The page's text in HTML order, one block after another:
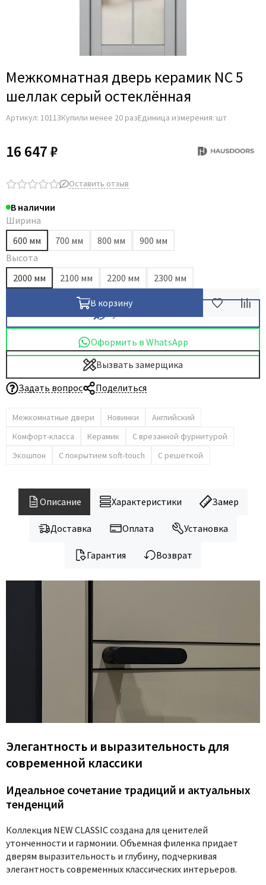
Межкомнатная дверь керамик NC 5
шеллак серый остеклённая
Артикул: 10113Купили менее 20 разЕдиница измерения: шт
16 647 ₽
Оставить отзыв
В наличии
Ширина
600 мм
700 мм 800 мм
900 мм
Высота
2000 мм
2100 мм 2200 мм 2300 мм
В корзину
Оформить в WhatsApp
Вызвать замерщика
Задать вопрос
Поделиться
Межкомнатные двери Новинки
Английский
Комфорт-класса
Керамик
С врезанной фурнитурой
Экошпон
С покрытием soft-touch С решеткой
Описание Характеристики Замер
Доставка Оплата Установка
Гарантия Возврат
Элегантность и выразительность для
современной классики
Идеальное сочетание традиций и актуальных
тенденций
Коллекция NEW CLASSIC создана для ценителей
утонченности и гармонии. Объемная филенка придает
дверям выразительность и глубину, подчеркивая
элегантность современных классических интерьеров.